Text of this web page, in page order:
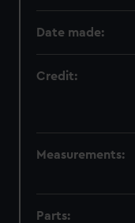
Date made:
Credit:
Measurements:
Parts: